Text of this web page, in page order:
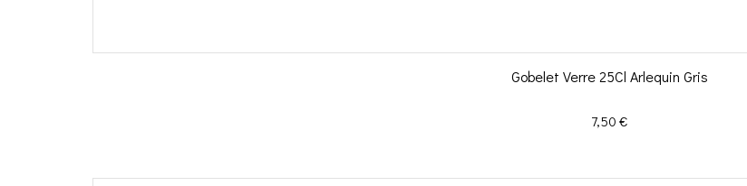
Gobelet Verre 25Cl Arlequin Gris
Prix
7,50 €